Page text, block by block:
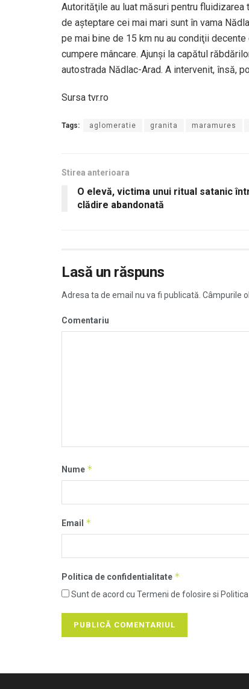
Autorităţile au luat măsuri pentru
de aşteptare cei mai mari sunt în vama
pe mai bine de 15 km nu au condiţii
cumpere mâncare. Ajunşi la capătul
autostrada Nădlac-Arad. A intervenit, însă,
Sursa tvr.ro
Tags: aglomeratie granita maramures
Stirea anterioara
O elevă, victima unui ritual satanic
clădire abandonată
Lasă un răspuns
Adresa ta de email nu va fi publicată. Câmpurile
Comentariu
Nume *
Email *
Politica de confidentialitate *
Sunt de acord cu Termeni de folosire si